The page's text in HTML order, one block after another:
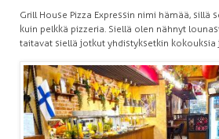
Grill House Pizza Expressin nimi hämää, sillä
kuin pelkkä pizzeria. Siellä olen nähnyt
taitavat siellä jotkut yhdistyksetkin kokouksia